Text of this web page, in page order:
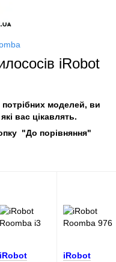
iRobot
моделей, ви
вас цікавлять.
"До порівняння"
iRobot
iRobot